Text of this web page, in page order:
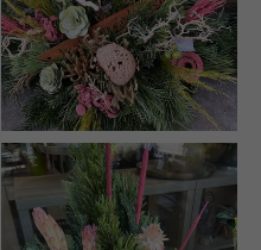
consectetuer
dolor. Aenean massa.